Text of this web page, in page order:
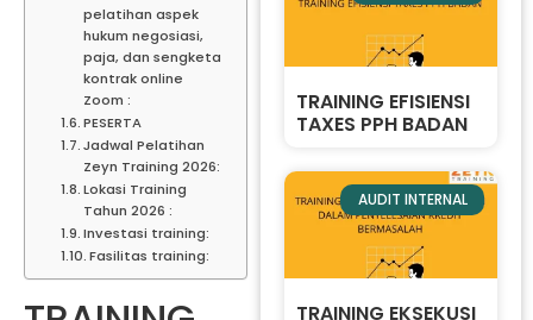
pelatihan aspek
hukum negosiasi,
paja, dan sengketa
kontrak online
Zoom :
PESERTA
Jadwal Pelatihan
Zeyn Training 2026:
Lokasi Training
Tahun 2026 :
Investasi training:
Fasilitas training:
TRAINING EFISIENSI
TAXES PPH BADAN
AUDIT INTERNAL
TRAINING EKSEKUSI